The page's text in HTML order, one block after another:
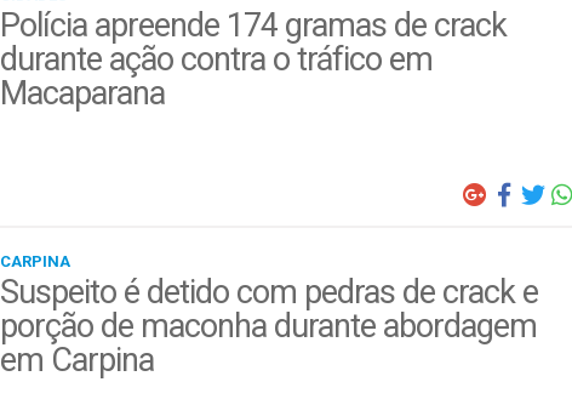
Polícia apreende 174 gramas de crack
durante ação contra o tráfico em
Macaparana
CARPINA
Suspeito é detido com pedras de crack e
porção de maconha durante abordagem
em Carpina